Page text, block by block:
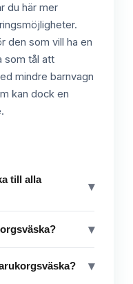
du här mer
den som vill ha en
som tål att
mindre barnvagn
kan dock en
till alla
▾
▾
▾